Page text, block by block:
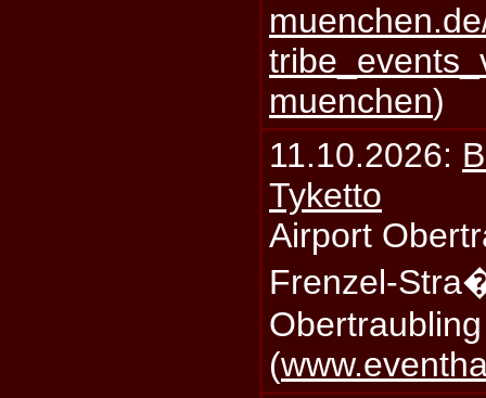
muenchen)
11.10.2026:
Tyketto
Airport
Frenzel-
(